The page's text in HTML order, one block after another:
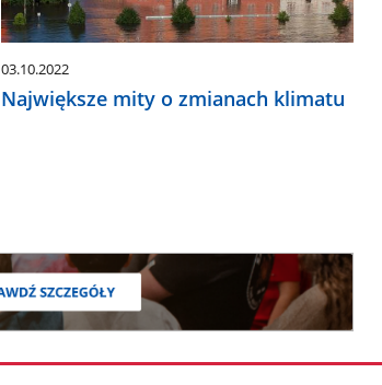
03.10.2022
Największe mity o zmianach klimatu